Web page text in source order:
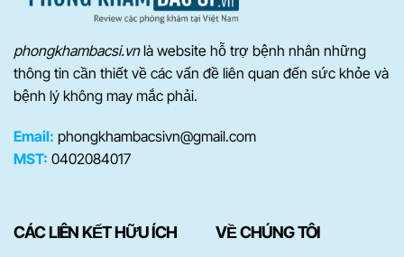
phongkhambacsi.vnlà website hỗ trợ bệnh nhân những
thông tin cần thiết về các vấn đề liên quan đến sức khỏe và
bệnh lý không may mắc phải.
Email: phongkhambacsivn@gmail.com
MST: 0402084017
CÁC LIÊN KẾT HỮU ÍCH VỀ CHÚNG TÔI